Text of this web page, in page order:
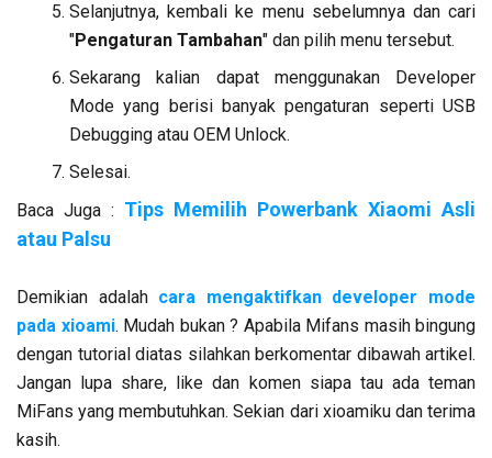
Selanjutnya, kembali ke menu sebelumnya dan cari
"Pengaturan Tambahan" dan pilih menu tersebut.
Sekarang kalian dapat menggunakan Developer
Mode yang berisi banyak pengaturan seperti USB
Debugging atau OEM Unlock.
Selesai.
Baca Juga : Tips Memilih Powerbank Xiaomi Asli
atau Palsu
Demikian adalah cara mengaktifkan developer mode
pada xioami. Mudah bukan ? Apabila Mifans masih bingung
dengan tutorial diatas silahkan berkomentar dibawah artikel.
Jangan lupa share, like dan komen siapa tau ada teman
MiFans yang membutuhkan. Sekian dari xioamiku dan terima
kasih.